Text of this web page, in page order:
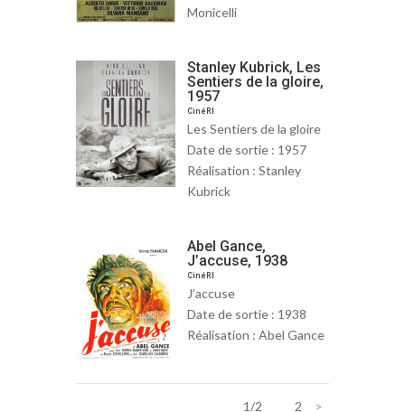
Monicelli
Stanley Kubrick, Les
Sentiers de la gloire,
1957
CinéRI
Les Sentiers de la gloire
Date de sortie : 1957
Réalisation : Stanley
Kubrick
Abel Gance,
J’accuse, 1938
CinéRI
J’accuse
Date de sortie : 1938
Réalisation : Abel Gance
1/2 2 >